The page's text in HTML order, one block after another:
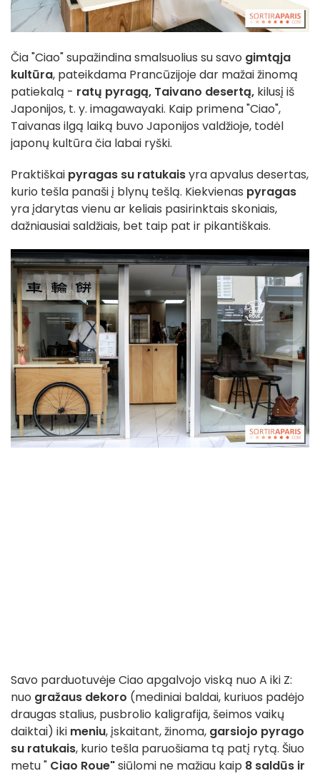
Čia "Ciao" supažindina smalsuolius su savo gimtąja
kultūra, pateikdama Prancūzijoje dar mažai žinomą
patiekalą - ratų pyragą, Taivano desertą, kilusį iš
Japonijos, t. y. imagawayaki. Kaip primena "Ciao",
Taivanas ilgą laiką buvo Japonijos valdžioje, todėl
japonų kultūra čia labai ryški.
Praktiškai pyragas su ratukaisyra apvalus desertas,
kurio tešla panaši į blynų tešlą. Kiekvienas pyragas
yra įdarytas vienu ar keliais pasirinktais skoniais,
dažniausiai saldžiais, bet taip pat ir pikantiškais.
Savo parduotuvėje Ciao apgalvojo viską nuo A iki Z:
nuo gražaus dekoro (mediniai baldai, kuriuos padėjo
draugas stalius, pusbrolio kaligrafija, šeimos vaikų
daiktai) iki meniu, įskaitant, žinoma, garsiojo pyrago
su ratukais, kurio tešla paruošiama tą patį rytą. Šiuo
metu " Ciao Roue"siūlomi ne mažiau kaip 8 saldūs ir